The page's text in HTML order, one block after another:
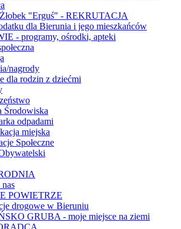
"Erguś" - REKRUTACJA
dla Bierunia i jego mieszkańców
- programy, ośrodki, apteki
nagrody
dla rodzin z dziećmi
Środowiska
odpadami
miejska
Społeczne
POWIETRZE
drogowe w Bieruniu
GRUBA - moje miejsce na ziemi